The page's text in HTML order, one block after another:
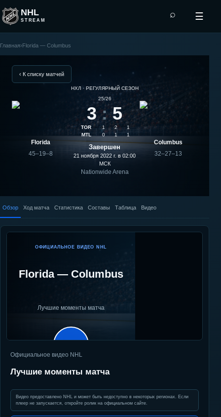
NHL
STREAM
⌕ ☰
Columbus
Главная›Florida — Columbus
‹ К списку матчей
Florida
45–19–8
НХЛ · РЕГУЛЯРНЫЙ СЕЗОН
25/26
3 : 5
TOR 1 2
1
MTL
0 1 1
Завершен
21 ноября 2022 г. в 02:00
МСК
Nationwide Arena
Columbus
32–27–13
Обзор Ход матча Статистика Составы Таблица Видео
ОФИЦИАЛЬНОЕ ВИДЕО NHL
Florida— Columbus
Лучшие моменты матча
▶
Официальное видео NHL
Лучшие моменты матча
Видео предоставлено NHL и может быть недоступно в некоторых регионах. Если
плеер не запускается, откройте ролик на официальном сайте.